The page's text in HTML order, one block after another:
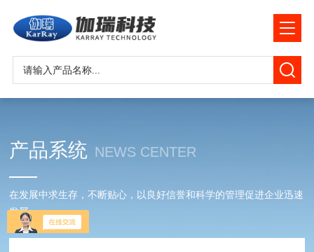
产品系统 NEWS CENTER
在发展中求生存，不断贴心，以良好信誉和科学的管理促进企业迅速
发展